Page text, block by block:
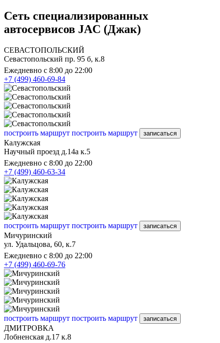
Сеть специализированных
автосервисов JAC (Джак)
СЕВАСТОПОЛЬСКИЙ
Севастопольский пр. 95 б, к.8
Ежедневно с 8:00 до 22:00
+7 (499) 460-69-84
построить маршрут построить маршрут записаться
Калужская
Научный проезд д.14а к.5
Ежедневно с 8:00 до 22:00
+7 (499) 460-63-34
построить маршрут построить маршрут записаться
Мичуринский
ул. Удальцова, 60, к.7
Ежедневно с 8:00 до 22:00
+7 (499) 460-69-76
построить маршрут построить маршрут записаться
ДМИТРОВКА
Лобненская д.17 к.8